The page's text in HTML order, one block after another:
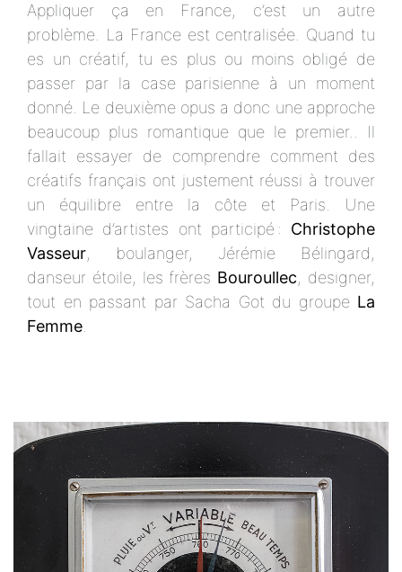
Appliquer ça en France, c’est un autre
problème. La France est centralisée. Quand tu
es un créatif, tu es plus ou moins obligé de
passer par la case parisienne à un moment
donné. Le deuxième opus a donc une approche
beaucoup plus romantique que le premier.. Il
fallait essayer de comprendre comment des
créatifs français ont justement réussi à trouver
un équilibre entre la côte et Paris. Une
vingtaine d’artistes ont participé : Christophe
Vasseur, boulanger, Jérémie Bélingard,
danseur étoile, les frères Bouroullec, designer,
tout en passant par Sacha Got du groupe La
Femme.